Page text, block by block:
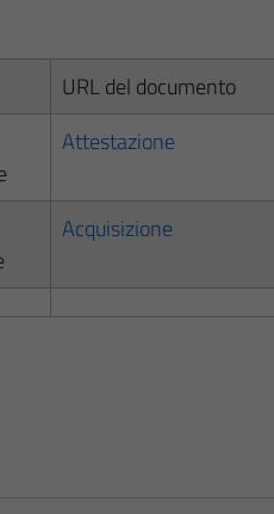
URL del documento
Attestazione
Acquisizione